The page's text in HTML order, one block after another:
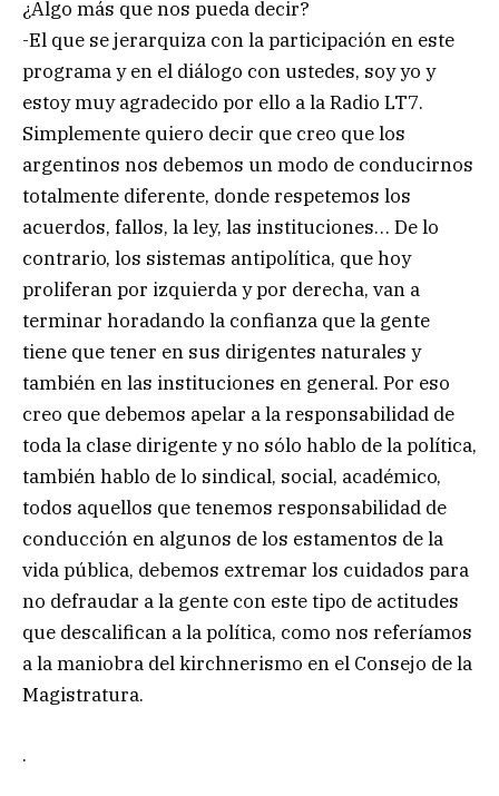
¿Algo más que nos pueda decir?
-El que se jerarquiza con la participación en este
programa y en el diálogo con ustedes, soy yo y
estoy muy agradecido por ello a la Radio LT7.
Simplemente quiero decir que creo que los
argentinos nos debemos un modo de conducirnos
totalmente diferente, donde respetemos los
acuerdos, fallos, la ley, las instituciones… De lo
contrario, los sistemas antipolítica, que hoy
proliferan por izquierda y por derecha, van a
terminar horadando la confianza que la gente
tiene que tener en sus dirigentes naturales y
también en las instituciones en general. Por eso
creo que debemos apelar a la responsabilidad de
toda la clase dirigente y no sólo hablo de la política,
también hablo de lo sindical, social, académico,
todos aquellos que tenemos responsabilidad de
conducción en algunos de los estamentos de la
vida pública, debemos extremar los cuidados para
no defraudar a la gente con este tipo de actitudes
que descalifican a la política, como nos referíamos
a la maniobra del kirchnerismo en el Consejo de la
Magistratura.
.